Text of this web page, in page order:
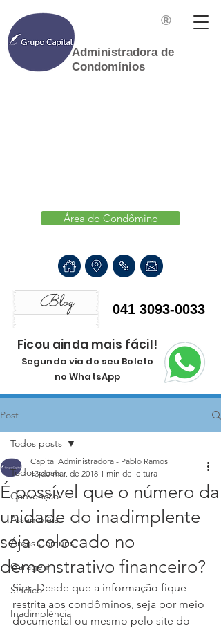
Administradora de
Condomínios
®
Área do Condômino
Blog 041 3093-0033
Ficou ainda mais fácil!
Segunda via do seu Boleto
no WhatsApp
Post
Todos posts
Convenção
Assembléia
Áreas Comuns
Garagem
Síndico
Inadimplência
Todos posts
É possível que o número da
unidade do inadimplente
seja colocado no
demonstrativo financeiro?
Capital Administradora - Pablo Ramos
13 de mar. de 2018 1 min de leitura
Sim. Desde que a informação fique
restrita aos condôminos, seja por meio
documental ou mesmo pelo site do